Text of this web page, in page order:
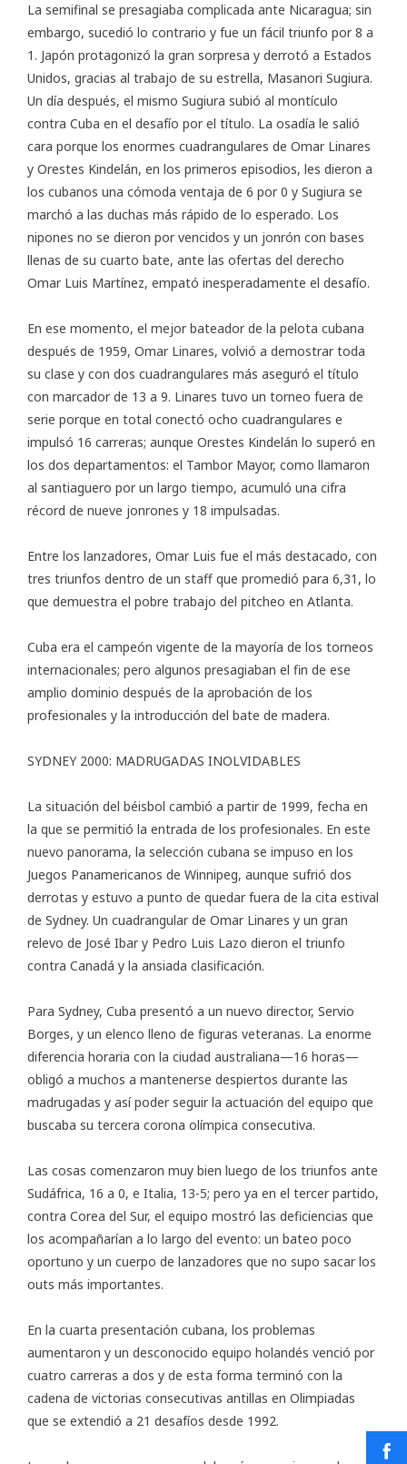
La semifinal se presagiaba complicada ante Nicaragua; sin
embargo, sucedió lo contrario y fue un fácil triunfo por 8 a
1. Japón protagonizó la gran sorpresa y derrotó a Estados
Unidos, gracias al trabajo de su estrella, Masanori Sugiura.
Un día después, el mismo Sugiura subió al montículo
contra Cuba en el desafío por el título. La osadía le salió
cara porque los enormes cuadrangulares de Omar Linares
y Orestes Kindelán, en los primeros episodios, les dieron a
los cubanos una cómoda ventaja de 6 por 0 y Sugiura se
marchó a las duchas más rápido de lo esperado. Los
nipones no se dieron por vencidos y un jonrón con bases
llenas de su cuarto bate, ante las ofertas del derecho
Omar Luis Martínez, empató inesperadamente el desafío.
En ese momento, el mejor bateador de la pelota cubana
después de 1959, Omar Linares, volvió a demostrar toda
su clase y con dos cuadrangulares más aseguró el título
con marcador de 13 a 9. Linares tuvo un torneo fuera de
serie porque en total conectó ocho cuadrangulares e
impulsó 16 carreras; aunque Orestes Kindelán lo superó en
los dos departamentos: el Tambor Mayor, como llamaron
al santiaguero por un largo tiempo, acumuló una cifra
récord de nueve jonrones y 18 impulsadas.
Entre los lanzadores, Omar Luis fue el más destacado, con
tres triunfos dentro de un staff que promedió para 6,31, lo
que demuestra el pobre trabajo del pitcheo en Atlanta.
Cuba era el campeón vigente de la mayoría de los torneos
internacionales; pero algunos presagiaban el fin de ese
amplio dominio después de la aprobación de los
profesionales y la introducción del bate de madera.
SYDNEY 2000: MADRUGADAS INOLVIDABLES
La situación del béisbol cambió a partir de 1999, fecha en
la que se permitió la entrada de los profesionales. En este
nuevo panorama, la selección cubana se impuso en los
Juegos Panamericanos de Winnipeg, aunque sufrió dos
derrotas y estuvo a punto de quedar fuera de la cita estival
de Sydney. Un cuadrangular de Omar Linares y un gran
relevo de José Ibar y Pedro Luis Lazo dieron el triunfo
contra Canadá y la ansiada clasificación.
Para Sydney, Cuba presentó a un nuevo director, Servio
Borges, y un elenco lleno de figuras veteranas. La enorme
diferencia horaria con la ciudad australiana—16 horas—
obligó a muchos a mantenerse despiertos durante las
madrugadas y así poder seguir la actuación del equipo que
buscaba su tercera corona olímpica consecutiva.
Las cosas comenzaron muy bien luego de los triunfos ante
Sudáfrica, 16 a 0, e Italia, 13-5; pero ya en el tercer partido,
contra Corea del Sur, el equipo mostró las deficiencias que
los acompañarían a lo largo del evento: un bateo poco
oportuno y un cuerpo de lanzadores que no supo sacar los
outs más importantes.
En la cuarta presentación cubana, los problemas
aumentaron y un desconocido equipo holandés venció por
cuatro carreras a dos y de esta forma terminó con la
cadena de victorias consecutivas antillas en Olimpiadas
que se extendió a 21 desafíos desde 1992.